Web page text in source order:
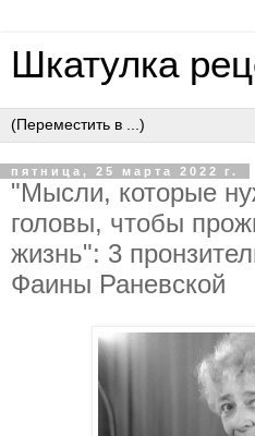
Шкатулка
пятница, 25 марта 2022 г.
"Мысли, которые
головы, чтобы
жизнь": 3
Фаины Раневской